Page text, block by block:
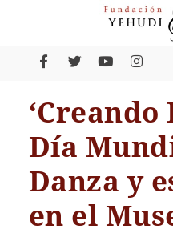
‘Creando
Día
Danza y
en el